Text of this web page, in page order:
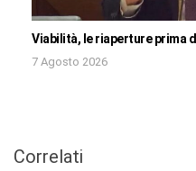
Viabilità, le riaperture prima
7 Agosto 2026
Correlati